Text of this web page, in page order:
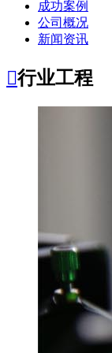
成功案例
公司概况
新闻资讯
行业工程